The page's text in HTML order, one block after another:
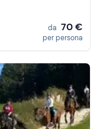
da 70 €
per persona